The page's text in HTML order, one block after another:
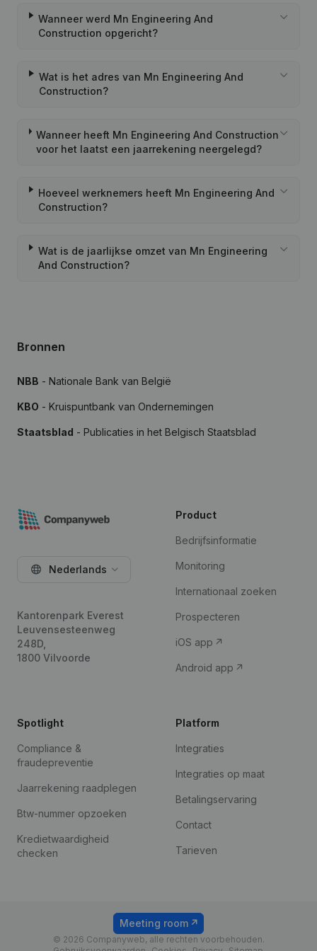
Wanneer werd Mn Engineering And
Construction opgericht?
Wat is het adres van Mn Engineering And
Construction?
Wanneer heeft Mn Engineering And Construction
voor het laatst een jaarrekening neergelegd?
Hoeveel werknemers heeft Mn Engineering And
Construction?
Wat is de jaarlijkse omzet van Mn Engineering
And Construction?
Bronnen
NBB - Nationale Bank van België
KBO - Kruispuntbank van Ondernemingen
Staatsblad - Publicaties in het Belgisch Staatsblad
Nederlands
Kantorenpark Everest
Leuvensesteenweg
248D,
1800 Vilvoorde
Product
Bedrijfsinformatie
Monitoring
Internationaal zoeken
Prospecteren
iOS app
Android app
Spotlight
Compliance &
fraudepreventie
Jaarrekening raadplegen
Btw-nummer opzoeken
Kredietwaardigheid
checken
Platform
Integraties
Integraties op maat
Betalingservaring
Contact
Tarieven
© 2026 Companyweb, alle rechten voorbehouden.
Meeting room